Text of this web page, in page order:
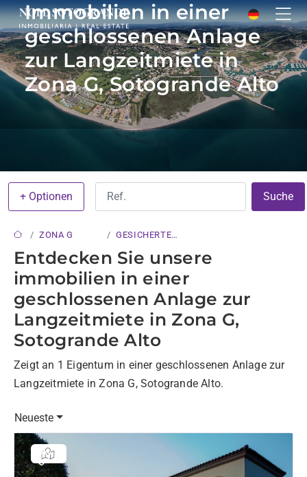
Immobilien in einer
geschlossenen Anlage
zur Langzeitmiete in
Zona G, Sotogrande Alto
+ Optionen Suche
ZONA G
GESICHERTE
WOHNANLAGE
Entdecken Sie unsere
immobilien in einer
geschlossenen Anlage zur
Langzeitmiete in Zona G,
Sotogrande Alto
Zeigt an 1 Eigentum in einer geschlossenen Anlage zur
Langzeitmiete in Zona G, Sotogrande Alto.
Neueste